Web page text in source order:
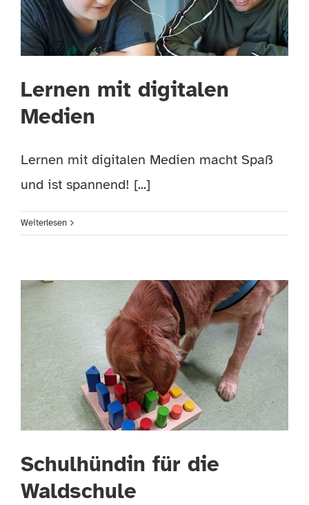
Lernen mit digitalen
Medien
Lernen mit digitalen Medien macht Spaß
und ist spannend! [...]
Weiterlesen
Schulhündin für die
Waldschule